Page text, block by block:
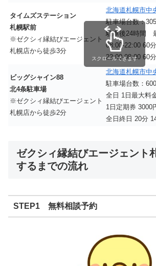
タイムズステーション
札幌駅前
※ゼクシィ縁結びエージェント
札幌店から徒歩3分
北海道札幌市中
駐車場台数：
駐車後24時間
08:00-22:00 60
22:00-08:00 60
ビッグシャイン88
北4条駐車場
※ゼクシィ縁結びエージェント
札幌店から徒歩2分
北海道札幌市中
駐車場台数：
全日 1日最大料
1日定期券 3000
全日終日 20分
スクロールできます
ゼクシィ縁結びエージェント
するまでの流れ
STEP1 無料相談予約